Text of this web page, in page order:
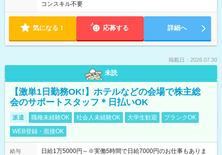
コンスキル不要
気になる！ 応募する 詳細へ
掲載日：2026.07.30
未読
【激単1日勤務OK!】ホテルなどの会場で株主総
会のサポートスタッフ＊日払いOK
派遣 職種未経験OK 社会人未経験OK 大学生歓迎
ブランクOK
WEB登録・面接OK
給与
日給1万5000円～※実働5時間で日給7000円のお仕事もありま